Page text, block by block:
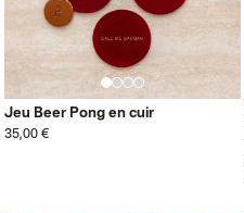
Jeu Beer Pong en cuir
35,00 €